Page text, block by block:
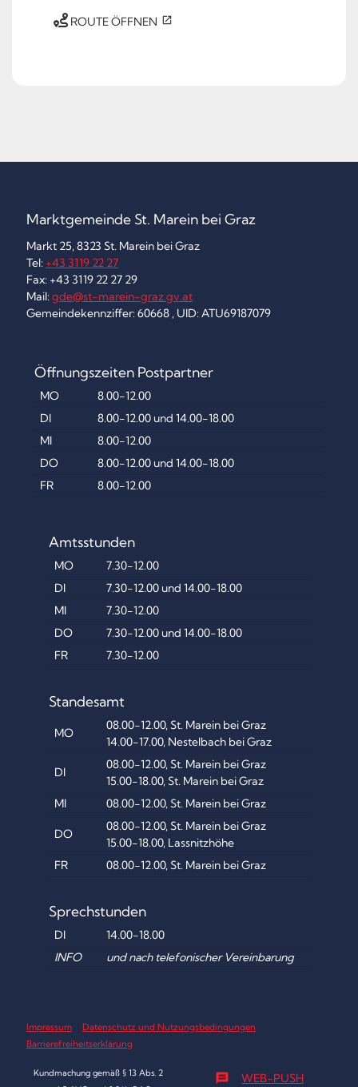
ROUTE ÖFFNEN
Marktgemeinde St. Marein bei Graz
Markt 25, 8323 St. Marein bei Graz
Tel: +43 3119 22 27
Fax: +43 3119 22 27 29
Mail:gde@st-marein-graz.gv.at
Gemeindekennziffer: 60668 , UID: ATU69187079
Öffnungszeiten Postpartner
MO
8.00-12.00
DI
8.00-12.00 und 14.00-18.00
MI
8.00-12.00
DO
8.00-12.00 und 14.00-18.00
FR
8.00-12.00
Amtsstunden
MO
7.30-12.00
DI
7.30-12.00 und 14.00-18.00
MI
7.30-12.00
DO
7.30-12.00 und 14.00-18.00
FR
7.30-12.00
Standesamt
MO
08.00-12.00, St. Marein bei Graz
14.00-17.00, Nestelbach bei Graz
DI
08.00-12.00, St. Marein bei Graz
15.00-18.00, St. Marein bei Graz
MI
08.00-12.00, St. Marein bei Graz
DO
08.00-12.00, St. Marein bei Graz
15.00-18.00, Lassnitzhöhe
FR
08.00-12.00, St. Marein bei Graz
Sprechstunden
DI
14.00-18.00
INFO
und nach telefonischer Vereinbarung
Impressum
Datenschutz und Nutzungsbedingungen
Barrierefreiheitserklärung
Kundmachung gemäß § 13 Abs. 2
message WEB-PUSH